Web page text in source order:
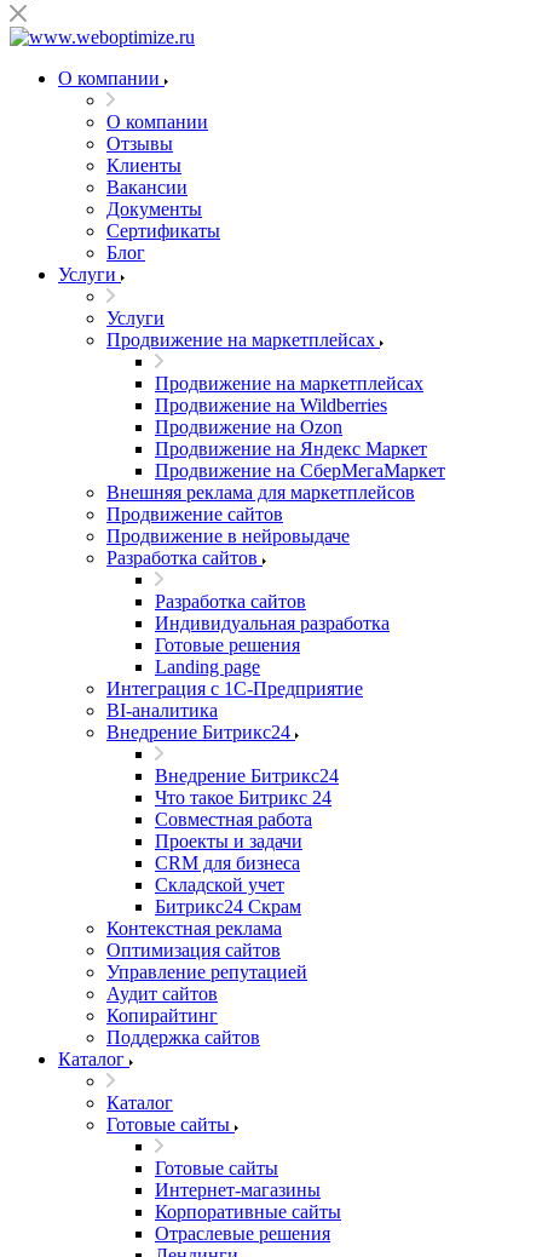
О компании
О компании
Отзывы
Клиенты
Вакансии
Документы
Сертификаты
Блог
Услуги
Услуги
Продвижение на маркетплейсах
Продвижение на маркетплейсах
Продвижение на Wildberries
Продвижение на Ozon
Продвижение на Яндекс Маркет
Продвижение на СберМегаМаркет
Внешняя реклама для маркетплейсов
Продвижение сайтов
Продвижение в нейровыдаче
Разработка сайтов
Разработка сайтов
Индивидуальная разработка
Готовые решения
Landing page
Интеграция с 1С-Предприятие
BI-аналитика
Внедрение Битрикс24
Внедрение Битрикс24
Что такое Битрикс 24
Совместная работа
Проекты и задачи
СRМ для бизнеса
Складской учет
Битрикс24 Скрам
Контекстная реклама
Оптимизация сайтов
Управление репутацией
Аудит сайтов
Копирайтинг
Поддержка сайтов
Каталог
Каталог
Готовые сайты
Готовые сайты
Интернет-магазины
Корпоративные сайты
Отраслевые решения